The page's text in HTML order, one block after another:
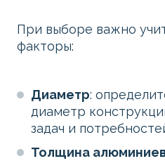
При выборе важно
факторы:
Диаметр:
диаметр
задач и
Толщина